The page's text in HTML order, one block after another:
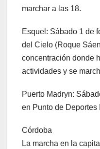
marchar a las 18.
Esquel: Sábado 1 de
del Cielo (Roque
concentración donde
actividades y se
Puerto Madryn:
en Punto de
Córdoba
La marcha en la